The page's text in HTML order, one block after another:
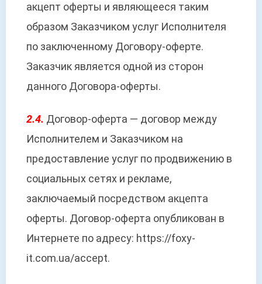
акцепт оферты и являющееся таким
образом Заказчиком услуг Исполнителя
по заключенному Договору-оферте.
Заказчик является одной из сторон
данного Договора-оферты.
2.4. Договор-оферта — договор между
Исполнителем и Заказчиком на
предоставление услуг по продвижению в
социальных сетях и рекламе,
заключаемый посредством акцепта
оферты. Договор-оферта опубликован в
Интернете по адресу: https://foxy-
it.com.ua/accept.